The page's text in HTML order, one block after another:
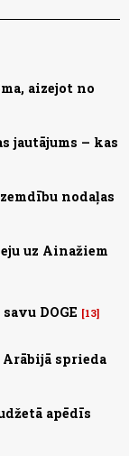
aizejot no
jautājums – kas
nodaļas
uz Ainažiem
DOGE 13
Arābijā sprieda
apēdīs